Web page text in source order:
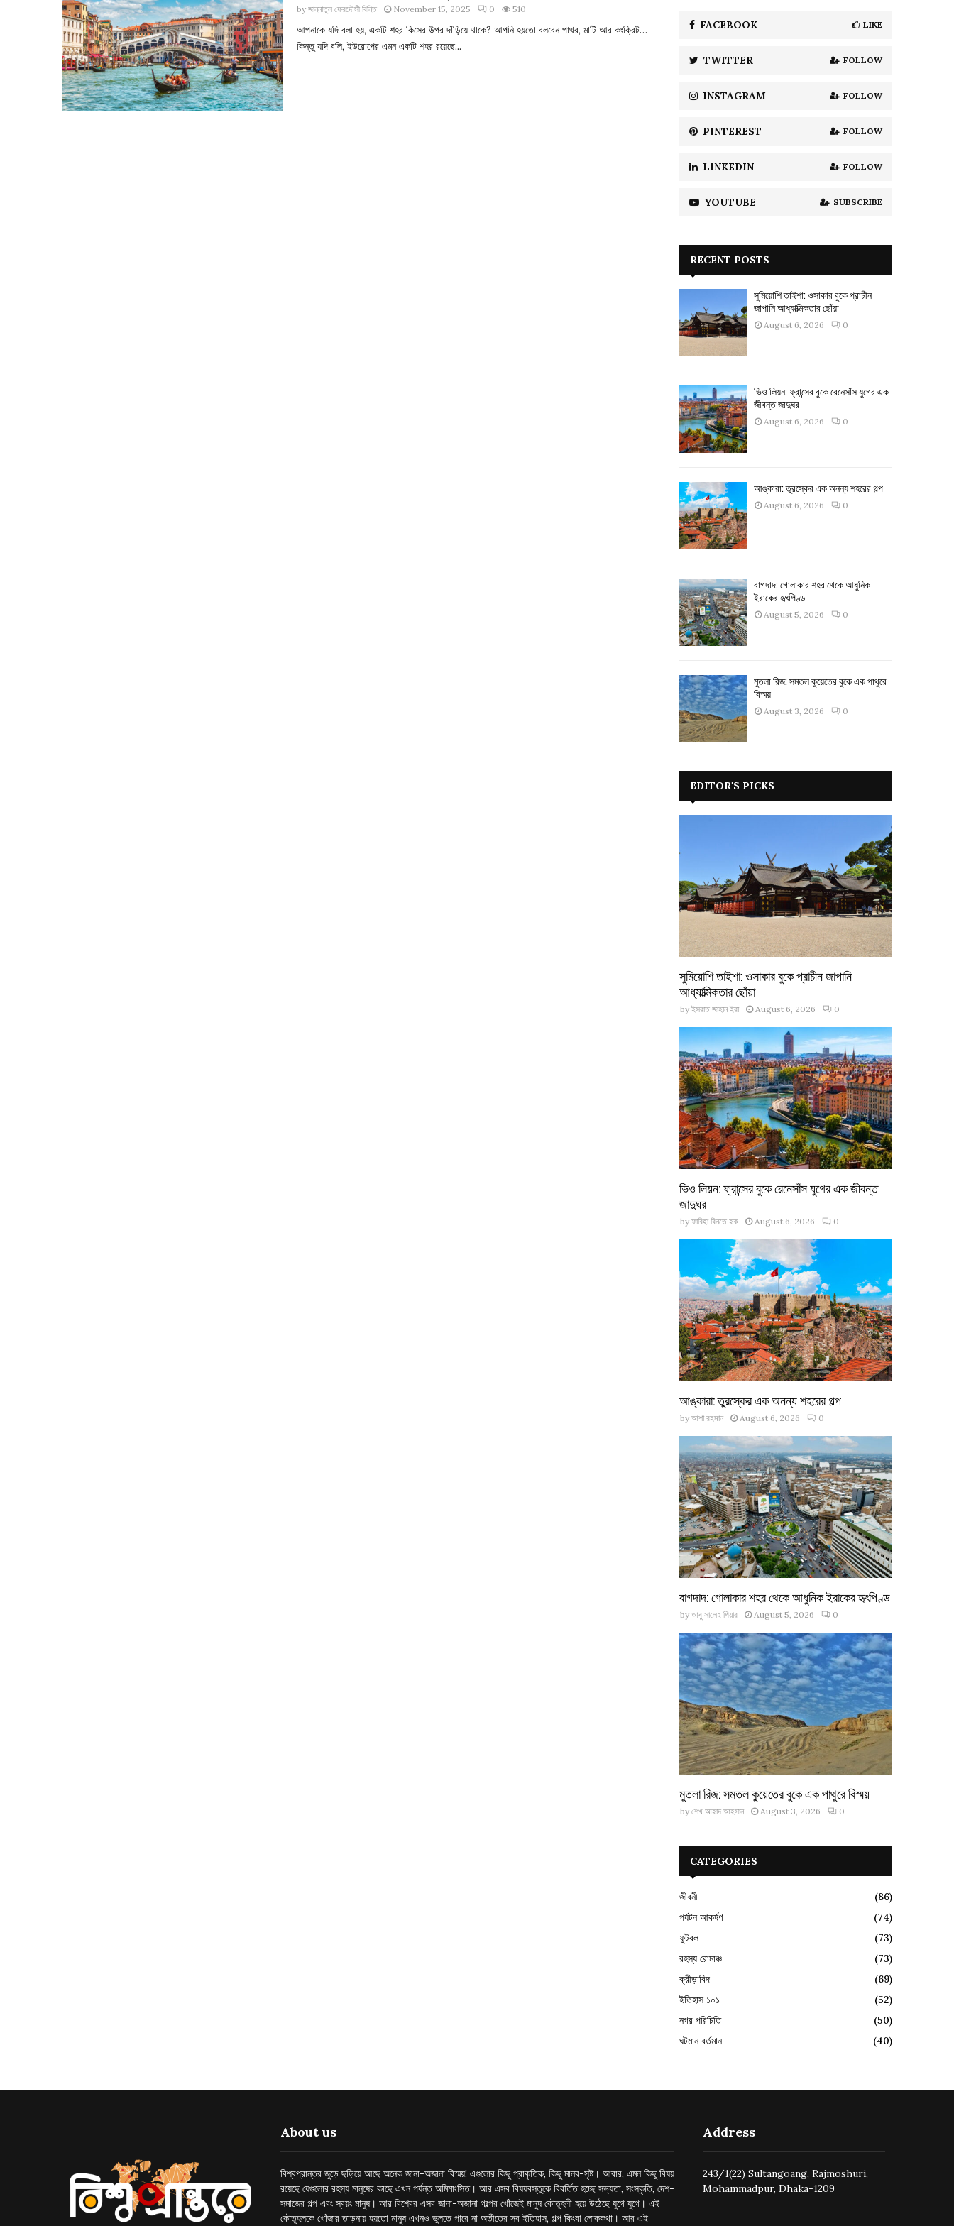
byজান্নাতুল ফেরদৌসী বিন্তি November 15, 2025 0 510
আপনাকে যদি বলা হয়, একটি শহর কিসের উপর দাঁড়িয়ে থাকে? আপনি হয়তো বলবেন পাথর, মাটি আর কংক্রিট…
কিন্তু যদি বলি, ইউরোপের এমন একটি শহর রয়েছে...
C
H
FACEBOOK LIKE
TWITTER FOLLOW
INSTAGRAM FOLLOW
PINTEREST FOLLOW
LINKEDIN FOLLOW
YOUTUBE SUBSCRIBE
RECENT POSTS
সুমিয়োশি তাইশা: ওসাকার বুকে প্রাচীন
জাপানি আধ্যাত্মিকতার ছোঁয়া
August 6, 2026 0
ভিও লিয়ন: ফ্রান্সের বুকে রেনেসাঁস যুগের এক
জীবন্ত জাদুঘর
August 6, 2026 0
আঙ্কারা: তুরস্কের এক অনন্য শহরের গল্প
August 6, 2026 0
বাগদাদ: গোলাকার শহর থেকে আধুনিক
ইরাকের হৃৎপিণ্ড
August 5, 2026 0
মুতলা রিজ: সমতল কুয়েতের বুকে এক পাথুরে
বিস্ময়
August 3, 2026 0
EDITOR'S PICKS
সুমিয়োশি তাইশা: ওসাকার বুকে প্রাচীন জাপানি
আধ্যাত্মিকতার ছোঁয়া
by ইসরাত জাহান ইরা August 6, 2026 0
ভিও লিয়ন: ফ্রান্সের বুকে রেনেসাঁস যুগের এক জীবন্ত
জাদুঘর
by ফাবিহা বিনতে হক August 6, 2026 0
আঙ্কারা: তুরস্কের এক অনন্য শহরের গল্প
by আশা রহমান August 6, 2026 0
বাগদাদ: গোলাকার শহর থেকে আধুনিক ইরাকের হৃৎপিণ্ড
by আবু সালেহ পিয়ার August 5, 2026 0
মুতলা রিজ: সমতল কুয়েতের বুকে এক পাথুরে বিস্ময়
by শেখ আহাদ আহসান August 3, 2026 0
CATEGORIES
জীবনী
(86)
পর্যটন আকর্ষণ
(74)
ফুটবল
(73)
রহস্য রোমাঞ্চ
(73)
ক্রীড়াবিদ
(69)
ইতিহাস ১০১
(52)
নগর পরিচিতি
(50)
ঘটমান বর্তমান
(40)
About us
বিশ্বপ্রান্তর জুড়ে ছড়িয়ে আছে অনেক জানা-অজানা বিস্ময়! এগুলোর কিছু প্রাকৃতিক, কিছু মানব-সৃষ্ট। আবার, এমন কিছু বিষয়
রয়েছে যেগুলোর রহস্য মানুষের কাছে এখন পর্যন্ত অমিমাংসিত। আর এসব বিষয়বস্তুকে বিবর্তিত হচ্ছে সভ্যতা, সংস্কৃতি, দেশ-
সমাজের গল্প এবং স্বয়ং মানুষ। আর বিশ্বের এসব জানা-অজানা গল্পের খোঁজেই মানুষ কৌতূহলী হয়ে উঠেছে যুগে যুগে। এই
কৌতূহলকে খোঁজার তাড়নায় হয়তো মানুষ এখনও ভুলতে পারে না অতীতের সব ইতিহাস, গল্প কিংবা লোককথা। আর এই
Address
243/1(22) Sultangoang, Rajmoshuri,
Mohammadpur, Dhaka-1209